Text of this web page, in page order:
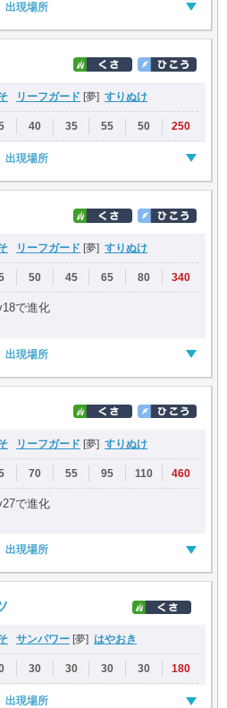
出現場所
リーフガード [夢] すりぬけ
40 35 55 50 250
出現場所
リーフガード [夢] すりぬけ
50 45 65 80 340
で進化
出現場所
リーフガード [夢] すりぬけ
70 55 95 110 460
で進化
出現場所
サンパワー [夢] はやおき
30 30 30 30 180
出現場所